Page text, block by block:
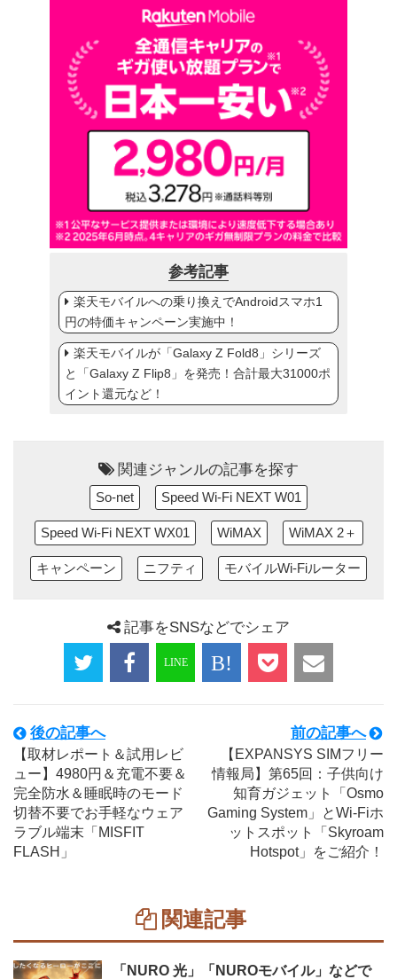
参考記事
楽天モバイルへの乗り換えでAndroidスマホ1
円の特価キャンペーン実施中！
楽天モバイルが「Galaxy Z Fold8」シリーズ
と「Galaxy Z Flip8」を発売！合計最大31000ポ
イント還元など！
関連ジャンルの記事を探す
So-net Speed Wi-Fi NEXT W01
Speed Wi-Fi NEXT WX01 WiMAX WiMAX 2＋
キャンペーン ニフティ モバイルWi-Fiルーター
記事をSNSなどでシェア
後の記事へ
【取材レポート＆試用レビ
ュー】4980円＆充電不要＆
完全防水＆睡眠時のモード
切替不要でお手軽なウェア
ラブル端末「MISFIT
FLASH」
前の記事へ
【EXPANSYS SIMフリー
情報局】第65回：子供向け
知育ガジェット「Osmo
Gaming System」とWi-Fiホ
ットスポット「Skyroam
Hotspot」をご紹介！
関連記事
「NURO 光」「NUROモバイル」などで